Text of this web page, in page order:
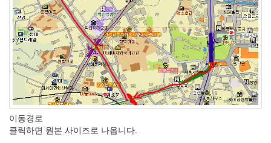
이동경로
클릭하면 원본 사이즈로 나옵니다.